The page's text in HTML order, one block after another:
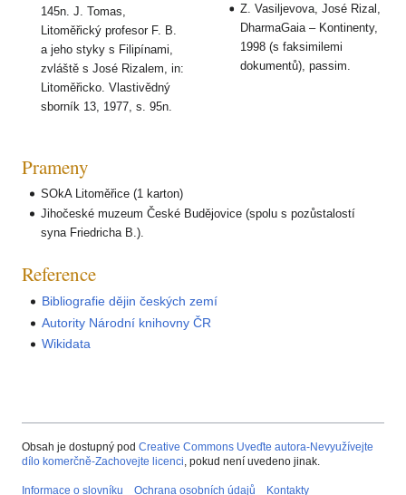
145n. J. Tomas,
Litoměřický profesor F. B.
a jeho styky s Filipínami,
zvláště s José Rizalem, in:
Litoměřicko. Vlastivědný
sborník 13, 1977, s. 95n.
Z. Vasiljevova, José Rizal,
DharmaGaia – Kontinenty,
1998 (s faksimilemi
dokumentů), passim.
Prameny
SOkA Litoměřice (1 karton)
Jihočeské muzeum České Budějovice (spolu s pozůstalostí
syna Friedricha B.).
Reference
Bibliografie dějin českých zemí
Autority Národní knihovny ČR
Wikidata
Obsah je dostupný pod Creative Commons Uveďte autora-Nevyužívejte
dílo komerčně-Zachovejte licenci , pokud není uvedeno jinak.
Informace o slovníku Ochrana osobních údajů Kontakty